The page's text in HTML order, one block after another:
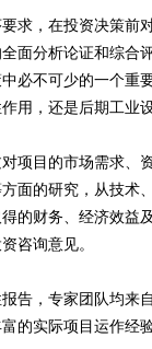
，在投资决策前
面分析论证和综合
必不可少的一个重
用，还是后期工业
目的市场需求、
面的研究，从技术
的财务、经济效益
咨询意见。
，专家团队均来
的实际项目运作经